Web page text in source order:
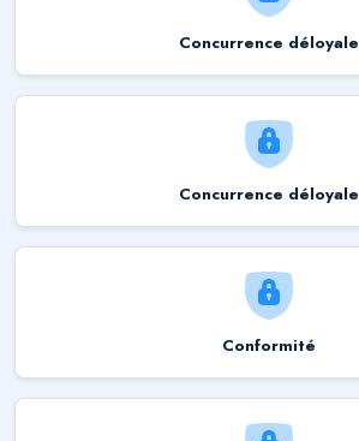
Concurrence déloyale
Concurrence déloyale
Conformité